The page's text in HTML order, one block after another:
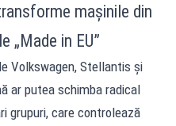
mașinile din
„Made in EU”
Volkswagen, Stellantis și
ar putea schimba radical
grupuri, care controlează